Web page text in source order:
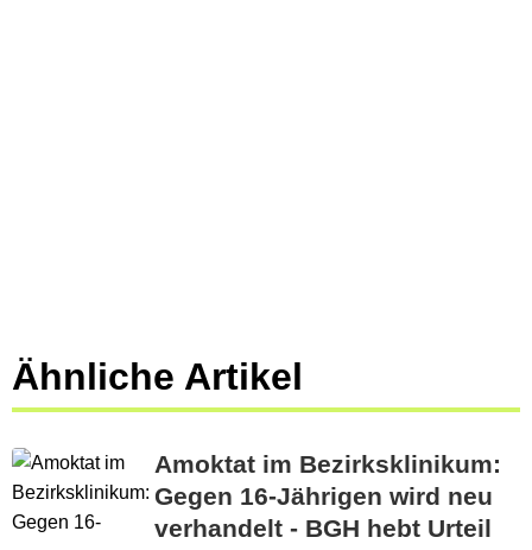
Ähnliche Artikel
Amoktat im Bezirksklinikum:
Gegen 16-Jährigen wird neu
verhandelt - BGH hebt Urteil